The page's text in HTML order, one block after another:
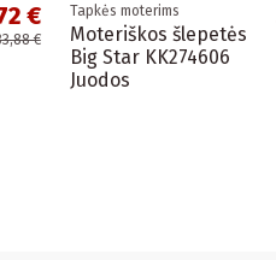
€
€
Tapkės moterims
Moteriškos šlepetės
Big Star KK274606
Juodos